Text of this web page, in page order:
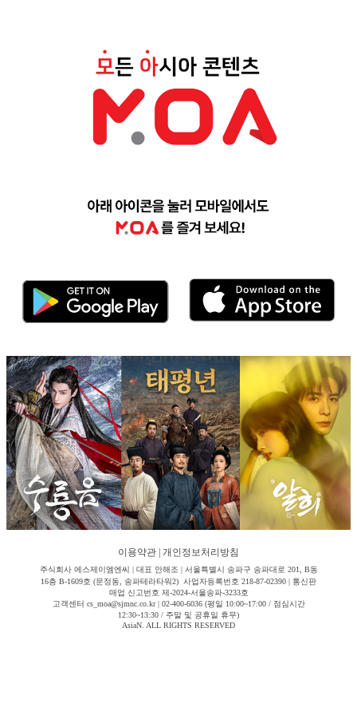
이용약관 개인정보처리방침
주식회사 에스제이엠엔씨 | 대표 안해조 | 서울특별시 송파구 송파대로 201, B동
16층 B-1609호 (문정동, 송파테라타워2) 사업자등록번호 218-87-02390 | 통신판
매업 신고번호 제-2024-서울송파-3233호
고객센터 cs_moa@sjmnc.co.kr | 02-400-6036 (평일 10:00~17:00 / 점심시간
12:30~13:30 / 주말 및 공휴일 휴무)
AsiaN. ALL RIGHTS RESERVED